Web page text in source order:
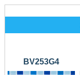
BV253G4